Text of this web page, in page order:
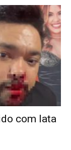
com lata